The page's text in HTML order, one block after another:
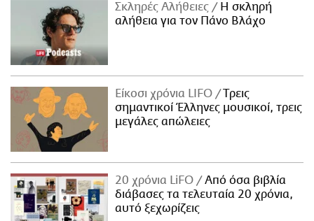
Σκληρές Αλήθειες
H σκληρή
αλήθεια για τον Πάνο Βλάχο
Είκοσι χρόνια LIFO
Tρεις
σημαντικοί Έλληνες μουσικοί, τρεις
μεγάλες απώλειες
20 χρόνια LiFO
Από όσα βιβλία
διάβασες τα τελευταία 20 χρόνια,
αυτό ξεχωρίζεις